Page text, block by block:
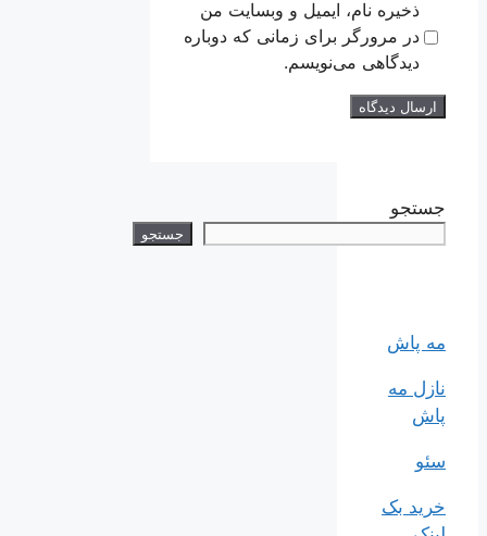
ذخیره نام، ایمیل و وبسایت من
در مرورگر برای زمانی که دوباره
دیدگاهی می‌نویسم.
جستجو
جستجو
مه پاش
نازل مه
پاش
سئو
خرید بک